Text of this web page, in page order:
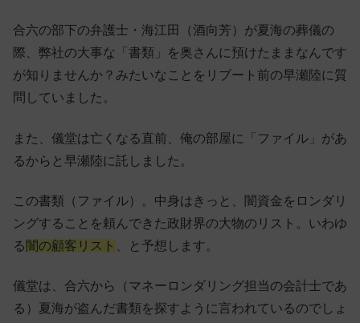
合六の部下の弁護士・海江田（酒向芳）が夏海の葬儀の
際、弊社の大事な「書類」を奥さんに預けたままなんです
が知りませんか？みたいなことをリブート前の早瀬陸に質
問していました。
また、儀堂は亡くなる直前、俺の部屋に「ファイル」があ
るからと早瀬陸に託しました。
この書類（ファイル）。中身はきっと、闇資金をロンダリ
ングすることを頼んできた政財界の大物のリスト。いわゆ
る 闇の顧客リスト 、と予想します。
儀堂は、合六から（マネーロンダリング担当の会計士であ
る）夏海が盗んだ書類を探すように言われているのでしょ